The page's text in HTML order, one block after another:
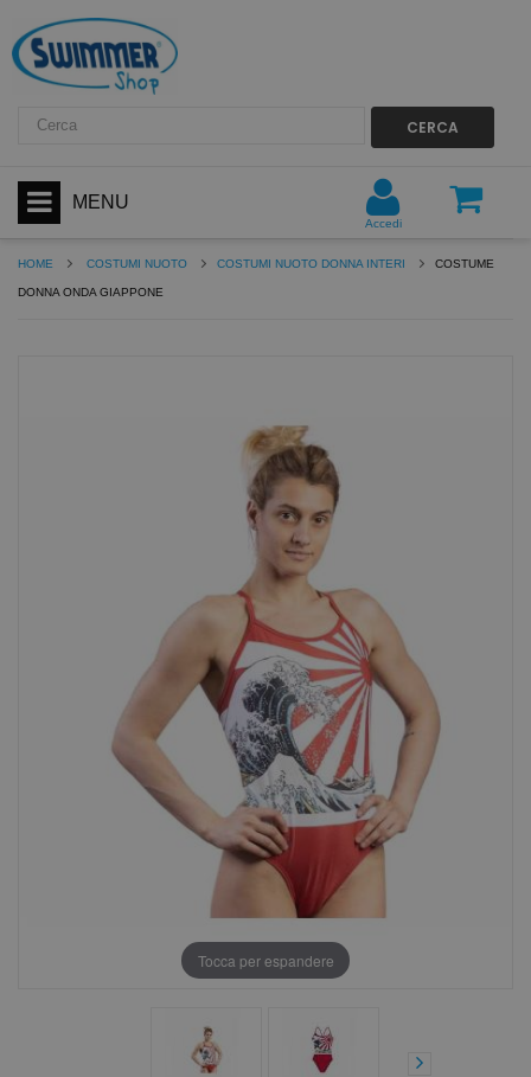
CERCA
MENU
Accedi
HOME COSTUMI NUOTO COSTUMI NUOTO DONNA INTERI COSTUME
DONNA ONDA GIAPPONE
Tocca per espandere